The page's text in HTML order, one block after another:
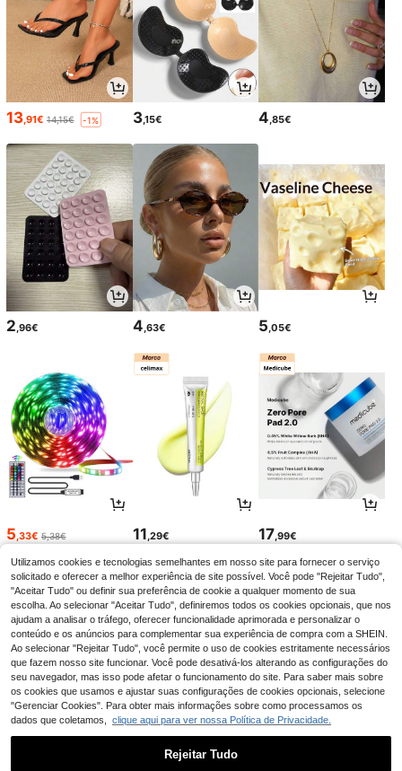
13 ,91€ 14,15€ -1% 3,15€ 4 ,85€
2,96€ 4,63€ 5,05€
5,33€ 5,38€ 11,29€ 17,99€
4
Utilizamos cookies e tecnologias semelhantes em nosso site para fornecer o serviço
solicitado e oferecer a melhor experiência de site possível. Você pode "Rejeitar Tudo",
"Aceitar Tudo" ou definir sua preferência de cookie a qualquer momento de sua
escolha. Ao selecionar "Aceitar Tudo", definiremos todos os cookies opcionais, que nos
ajudam a analisar o tráfego, oferecer funcionalidade aprimorada e personalizar o
conteúdo e os anúncios para complementar sua experiência de compra com a SHEIN.
Ao selecionar "Rejeitar Tudo", você permite o uso de cookies estritamente necessários
que fazem nosso site funcionar. Você pode desativá-los alterando as configurações do
seu navegador, mas isso pode afetar o funcionamento do site. Para saber mais sobre
os cookies que usamos e ajustar suas configurações de cookies opcionais, selecione
"Gerenciar Cookies". Para obter mais informações sobre como processamos os
dados que coletamos, clique aqui para ver nossa Política de Privacidade.
Rejeitar Tudo